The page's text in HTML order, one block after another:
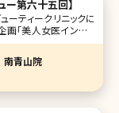
ー第六十五回】
ティークリニックに
「美人女医インタビ
オーネビューティーク
紗（おばた りさ）先
は、お顔のた
南青山院